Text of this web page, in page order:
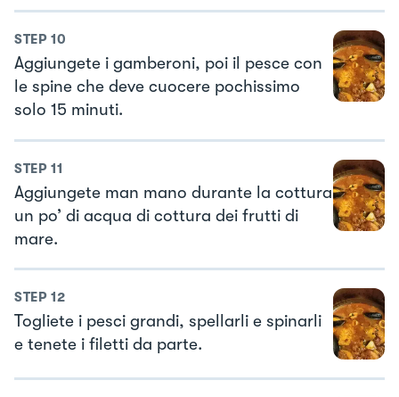
STEP 10
Aggiungete i gamberoni, poi il pesce con
le spine che deve cuocere pochissimo
solo 15 minuti.
STEP 11
Aggiungete man mano durante la cottura
un po’ di acqua di cottura dei frutti di
mare.
STEP 12
Togliete i pesci grandi, spellarli e spinarli
e tenete i filetti da parte.